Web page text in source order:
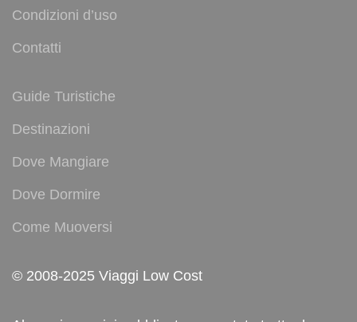
Condizioni d’uso
Contatti
Guide Turistiche
Destinazioni
Dove Mangiare
Dove Dormire
Come Muoversi
© 2008-2025 Viaggi Low Cost